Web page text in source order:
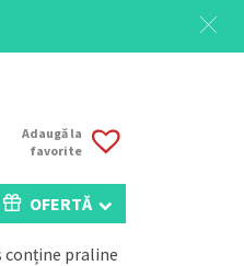
Adaugă la
favorite
OFERTĂ
conține praline